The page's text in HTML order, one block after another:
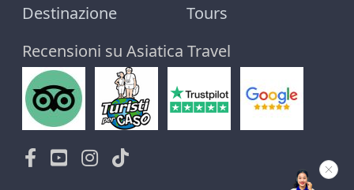
Destinazione
Tours
Recensioni su Asiatica Travel